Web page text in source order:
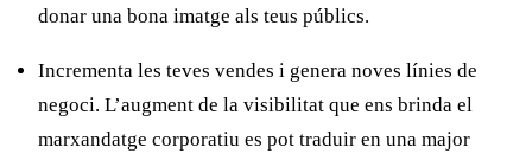
donar una bona imatge als teus públics.
Incrementa les teves vendes i genera noves línies de
negoci. L’augment de la visibilitat que ens brinda el
marxandatge corporatiu es pot traduir en una major